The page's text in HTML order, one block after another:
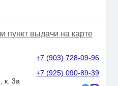
пункт выдачи на карте
к. 3а
+7 (903) 728-09-96
+7 (925) 090-89-39